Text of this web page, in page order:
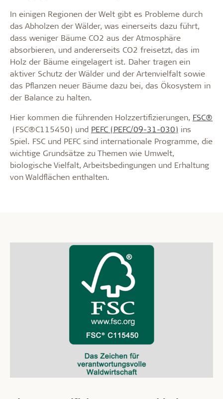
In einigen Regionen der Welt gibt es Probleme durch
das Abholzen der Wälder, was einerseits dazu führt,
dass weniger Bäume CO2 aus der Atmosphäre
absorbieren, und andererseits CO2 freisetzt, das im
Holz der Bäume eingelagert ist. Daher tragen ein
aktiver Schutz der Wälder und der Artenvielfalt sowie
das Pflanzen neuer Bäume dazu bei, das Ökosystem in
der Balance zu halten.
Hier kommen die führenden Holzzertifizierungen, FSC®
(FSC®C115450) und PEFC (PEFC/09-31-030) ins
Spiel. FSC und PEFC sind internationale Programme, die
wichtige Grundsätze zu Themen wie Umwelt,
biologische Vielfalt, Arbeitsbedingungen und Erhaltung
von Waldflächen enthalten.